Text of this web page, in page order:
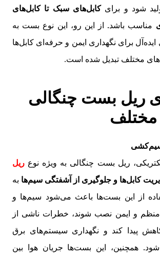
شود و برایکابل‌های سبک تا کابل‌های
مناسب باشد. از این رو، این نوع بست به
ایده‌آل برای نگهداری ایمن و حرفه‌ای کابل‌ها
مختلف تبدیل شده است.
ریل بست چنگالی
مختلف
ریل بست چنگالی به ویژه نوع ریل
کابل‌ها و جلوگیری از آشفتگی سیم‌ها به
از این بست‌ها باعث می‌شود سیم‌ها و
و ایمن نصب شوند، خطرات ناشی از
کاهش پیدا کند و نگهداری سیستم‌های برق
همچنین، این بست‌ها جریان هوا بین